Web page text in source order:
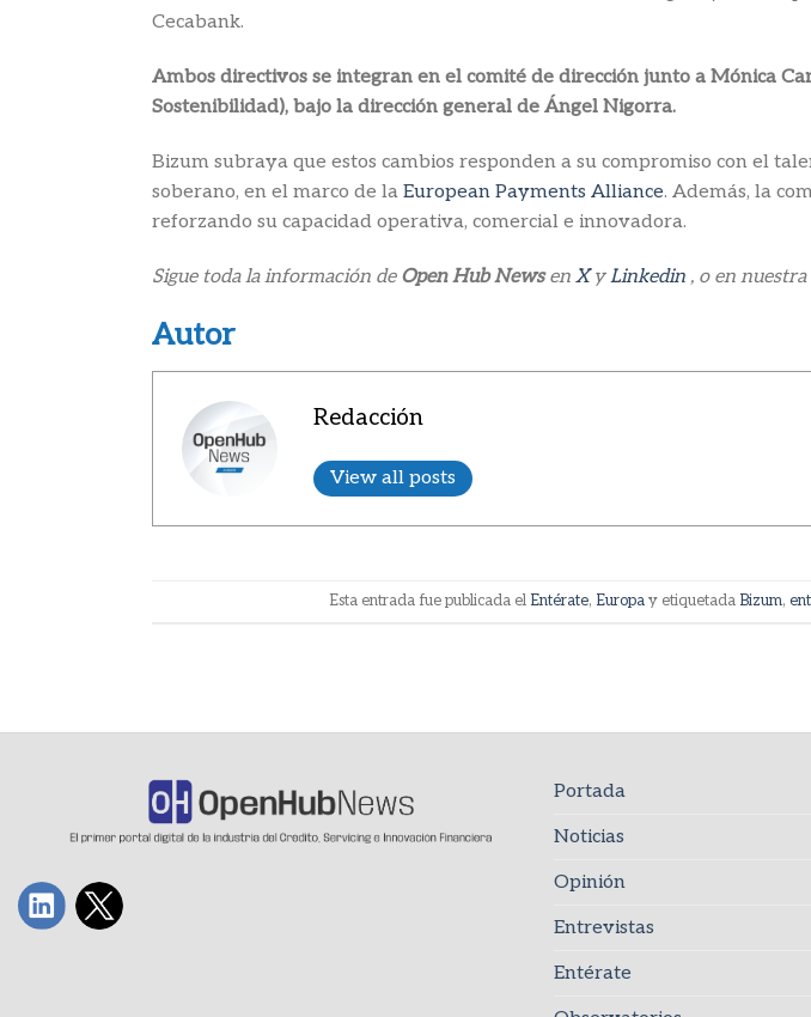
Cecabank.
Ambos directivos se integran en el comité de dirección junto a Mónica
Sostenibilidad), bajo la dirección general de Ángel Nigorra.
Bizum subraya que estos cambios responden a su compromiso con el
soberano, en el marco de la European Payments Alliance. Además, la
reforzando su capacidad operativa, comercial e innovadora.
Sigue toda la información de Open Hub Newsen XyLinkedin , o en nuestra
Autor
Redacción
View all posts
Esta entrada fue publicada el Entérate, Europay etiquetada Bizum,
Portada
Noticias
Opinión
Entrevistas
Entérate